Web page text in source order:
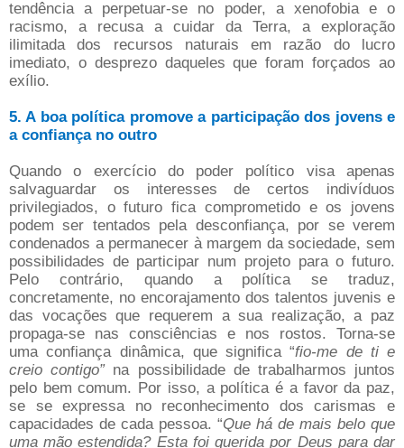
tendência a perpetuar-se no poder, a xenofobia e o
racismo, a recusa a cuidar da Terra, a exploração
ilimitada dos recursos naturais em razão do lucro
imediato, o desprezo daqueles que foram forçados ao
exílio.
5. A boa política promove a participação dos jovens e
a confiança no outro
Quando o exercício do poder político visa apenas
salvaguardar os interesses de certos indivíduos
privilegiados, o futuro fica comprometido e os jovens
podem ser tentados pela desconfiança, por se verem
condenados a permanecer à margem da sociedade, sem
possibilidades de participar num projeto para o futuro.
Pelo contrário, quando a política se traduz,
concretamente, no encorajamento dos talentos juvenis e
das vocações que requerem a sua realização, a paz
propaga-se nas consciências e nos rostos. Torna-se
uma confiança dinâmica, que significa “fio-me de ti e
creio contigo”na possibilidade de trabalharmos juntos
pelo bem comum. Por isso, a política é a favor da paz,
se se expressa no reconhecimento dos carismas e
capacidades de cada pessoa. “Que há de mais belo que
uma mão estendida? Esta foi querida por Deus para dar